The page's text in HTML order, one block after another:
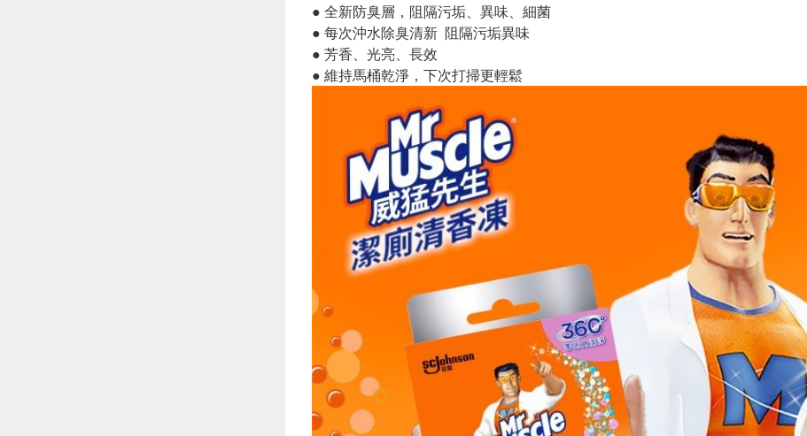
● 全新防臭層，阻隔污垢、異味、細菌
● 每次沖水除臭清新 阻隔污垢異味
● 芳香、光亮、長效
● 維持馬桶乾淨，下次打掃更輕鬆